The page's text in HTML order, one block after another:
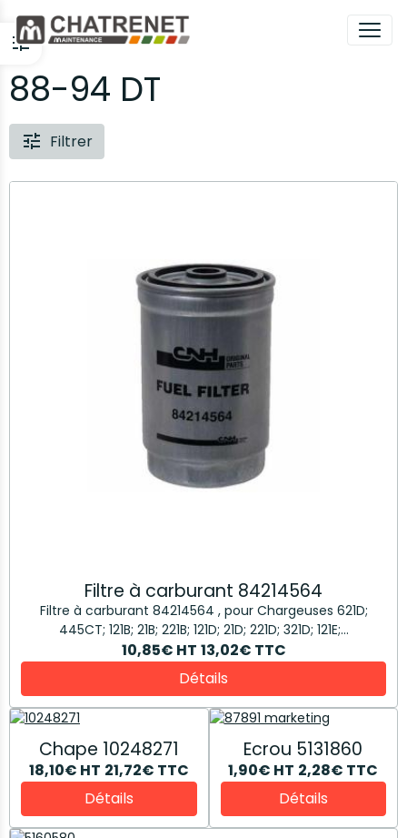
88-94 DT
Filtrer
Filtre à carburant 84214564
Filtre à carburant 84214564 , pour Chargeuses 621D;
445CT; 121B; 21B; 221B; 121D; 21D; 221D; 321D; 121E;...
10,85€ HT 13,02€ TTC
Détails
Chape 10248271
18,10€ HT 21,72€ TTC
Détails
Ecrou 5131860
1,90€ HT 2,28€ TTC
Détails